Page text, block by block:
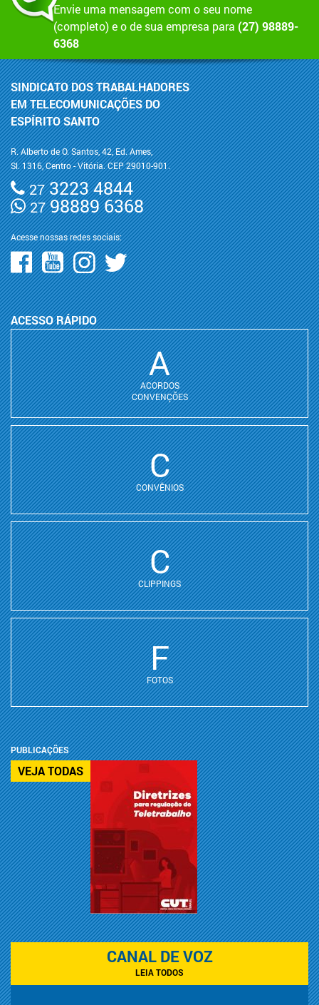
Envie uma mensagem com o seu nome
(completo) e o de sua empresa para (27) 98889-
6368
SINDICATO DOS TRABALHADORES
EM TELECOMUNICAÇÕES DO
ESPÍRITO SANTO
R. Alberto de O. Santos, 42, Ed. Ames,
Sl. 1316, Centro - Vitória. CEP 29010-901.
273223 4844
2798889 6368
Acesse nossas redes sociais:
ACESSO RÁPIDO
A
ACORDOS
CONVENÇÕES
C
CONVÊNIOS
C
CLIPPINGS
F
FOTOS
PUBLICAÇÕES
VEJA TODAS
CANAL DE VOZ
LEIA TODOS